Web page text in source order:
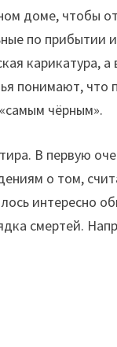
доме, чтобы
по прибытии
карикатура,
понимают, что
чёрным».
В первую
о том,
интересно
смертей.